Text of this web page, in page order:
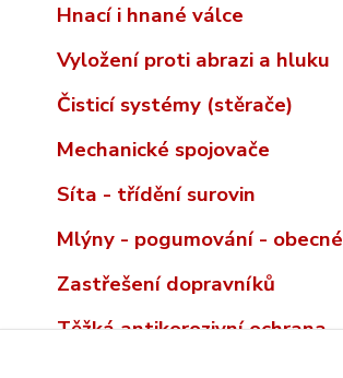
Hnací i hnané válce
Vyložení proti abrazi a hluku
Čisticí systémy (stěrače)
Mechanické spojovače
Síta - třídění surovin
Mlýny - pogumování - obecné
Zastřešení dopravníků
Těžká antikorozivní ochrana